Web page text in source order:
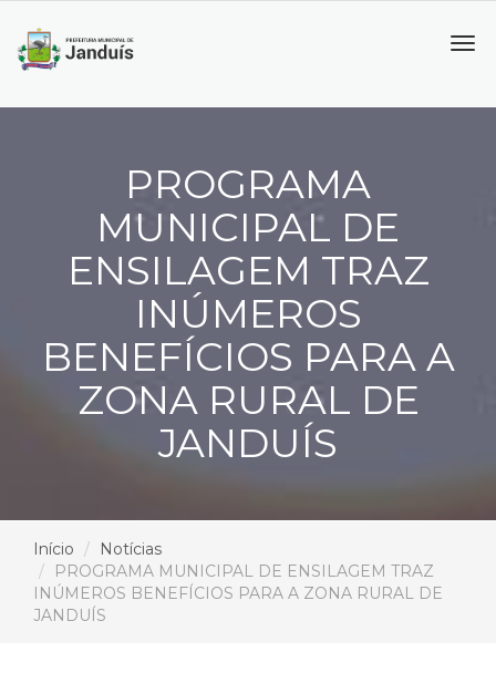
PROGRAMA
MUNICIPAL DE
ENSILAGEM TRAZ
INÚMEROS
BENEFÍCIOS PARA A
ZONA RURAL DE
JANDUÍS
Início
Notícias
PROGRAMA MUNICIPAL DE ENSILAGEM TRAZ
INÚMEROS BENEFÍCIOS PARA A ZONA RURAL DE
JANDUÍS